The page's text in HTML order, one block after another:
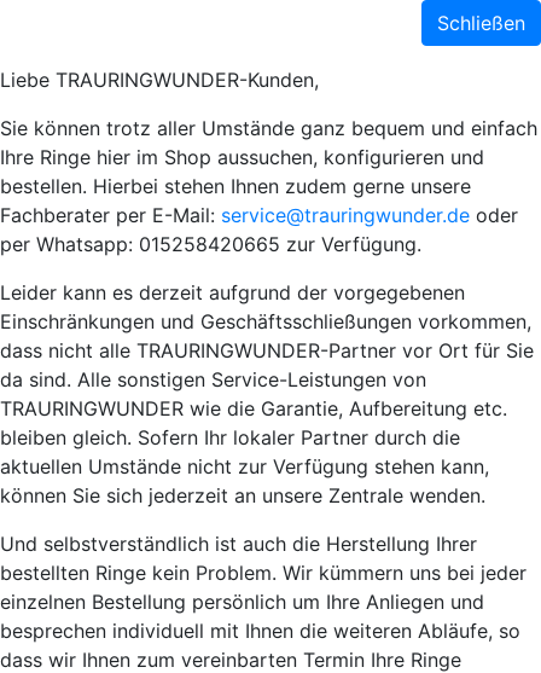
Schließen
Liebe TRAURINGWUNDER-Kunden,
Sie können trotz aller Umstände ganz bequem und einfach
Ihre Ringe hier im Shop aussuchen, konfigurieren und
bestellen. Hierbei stehen Ihnen zudem gerne unsere
Fachberater per E-Mail: service@trauringwunder.de oder
per Whatsapp: 015258420665 zur Verfügung.
Leider kann es derzeit aufgrund der vorgegebenen
Einschränkungen und Geschäftsschließungen vorkommen,
dass nicht alle TRAURINGWUNDER-Partner vor Ort für Sie
da sind. Alle sonstigen Service-Leistungen von
TRAURINGWUNDER wie die Garantie, Aufbereitung etc.
bleiben gleich. Sofern Ihr lokaler Partner durch die
aktuellen Umstände nicht zur Verfügung stehen kann,
können Sie sich jederzeit an unsere Zentrale wenden.
Und selbstverständlich ist auch die Herstellung Ihrer
bestellten Ringe kein Problem. Wir kümmern uns bei jeder
einzelnen Bestellung persönlich um Ihre Anliegen und
besprechen individuell mit Ihnen die weiteren Abläufe, so
dass wir Ihnen zum vereinbarten Termin Ihre Ringe